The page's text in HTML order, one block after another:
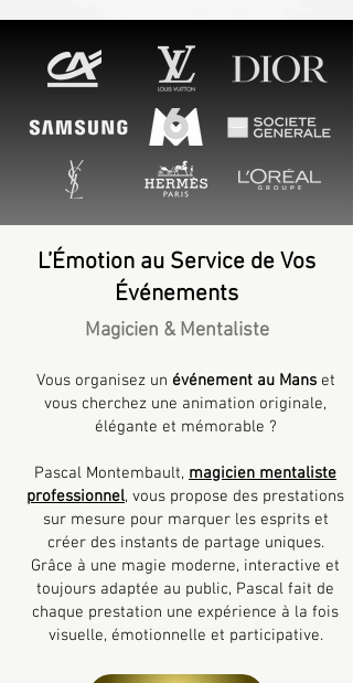
L’Émotion au Service de Vos
Événements
Magicien & Mentaliste
Vous organisez un événement au Manset
vous cherchez une animation originale,
élégante et mémorable ?
Pascal Montembault, magicien mentaliste
professionnel, vous propose des prestations
sur mesure pour marquer les esprits et
créer des instants de partage uniques.
Grâce à une magie moderne, interactive et
toujours adaptée au public, Pascal fait de
chaque prestation une expérience à la fois
visuelle, émotionnelle et participative.